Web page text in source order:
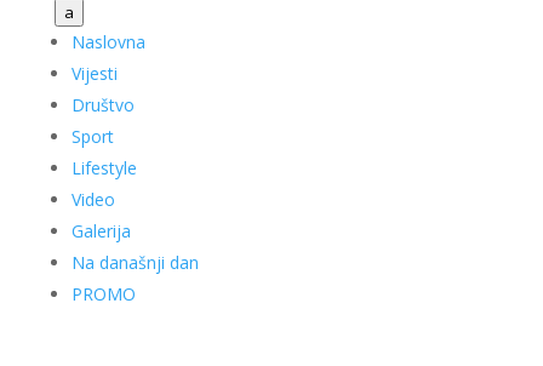
a
Naslovna
Vijesti
Društvo
Sport
Lifestyle
Video
Galerija
Na današnji dan
PROMO